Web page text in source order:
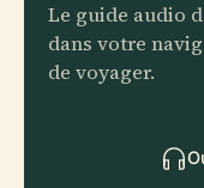
Le guide audio
dans votre
de voyager.